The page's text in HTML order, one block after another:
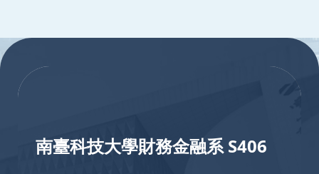
:::
南臺科技大學財務金融系 S406